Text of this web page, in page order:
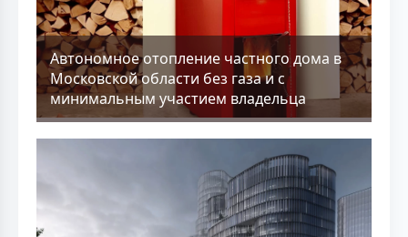
Aвтономное отопление частного дома в
Московской области без газа и с
минимальным участием владельца